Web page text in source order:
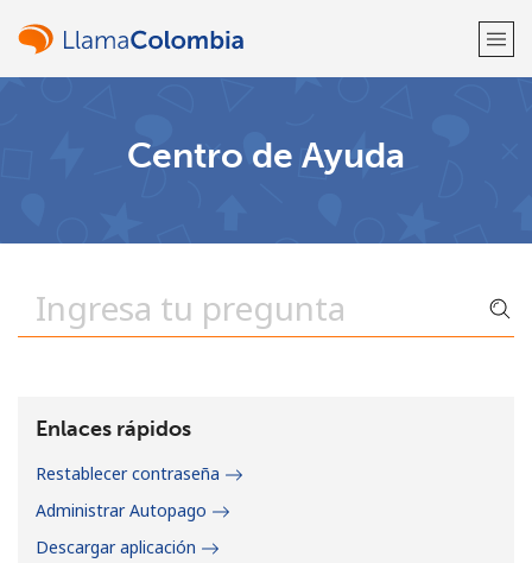
Centro de Ayuda
Enlaces rápidos
Restablecer contraseña
Administrar Autopago
Descargar aplicación